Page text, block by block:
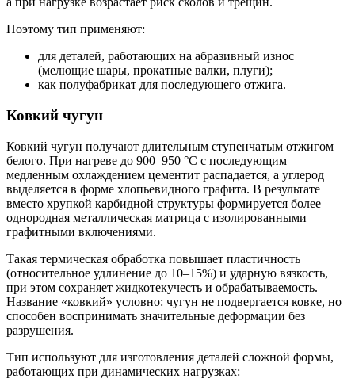
Поэтому тип применяют:
для деталей, работающих на абразивный износ
(мелющие шары, прокатные валки, плуги);
как полуфабрикат для последующего отжига.
Ковкий чугун
Ковкий чугун получают длительным ступенчатым отжигом
белого. При нагреве до 900–950 °C с последующим
медленным охлаждением цементит распадается, а углерод
выделяется в форме хлопьевидного графита. В результате
вместо хрупкой карбидной структуры формируется более
однородная металлическая матрица с изолированными
графитными включениями.
Такая термическая обработка повышает пластичность
(относительное удлинение до 10–15%) и ударную вязкость,
при этом сохраняет жидкотекучесть и обрабатываемость.
Название «ковкий» условно: чугун не подвергается ковке, но
способен воспринимать значительные деформации без
разрушения.
Тип используют для изготовления деталей сложной формы,
работающих при динамических нагрузках: